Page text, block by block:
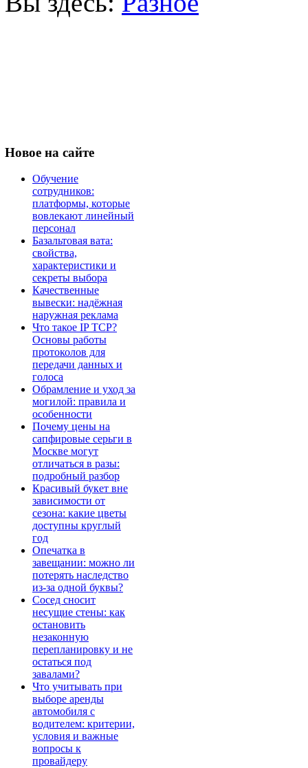
Новое на сайте
Обучение
сотрудников:
платформы, которые
вовлекают линейный
персонал
Базальтовая вата:
свойства,
характеристики и
секреты выбора
Качественные
вывески: надёжная
наружная реклама
Что такое IP TCP?
Основы работы
протоколов для
передачи данных и
голоса
Обрамление и уход за
могилой: правила и
особенности
Почему цены на
сапфировые серьги в
Москве могут
отличаться в разы:
подробный разбор
Красивый букет вне
зависимости от
сезона: какие цветы
доступны круглый
год
Опечатка в
завещании: можно ли
потерять наследство
из-за одной буквы?
Сосед сносит
несущие стены: как
остановить
незаконную
перепланировку и не
остаться под
завалами?
Что учитывать при
выборе аренды
автомобиля с
водителем: критерии,
условия и важные
вопросы к
провайдеру